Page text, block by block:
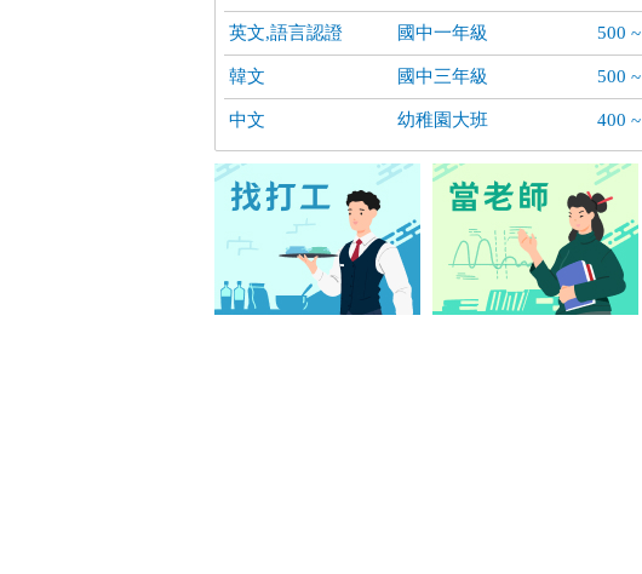
英文,語言認證 國中一年級 500
韓文 國中三年級 500
中文 幼稚園大班 400